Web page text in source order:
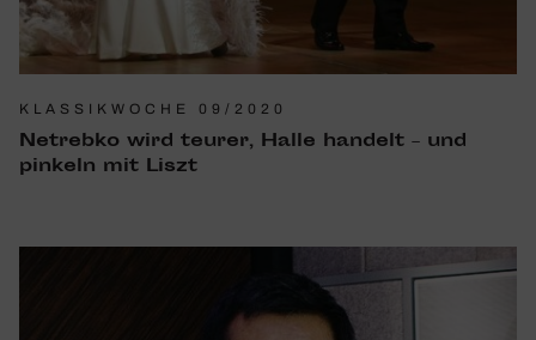
KLASSIKWOCHE 09/2020
Netrebko wird teurer, Halle handelt – und
pinkeln mit Liszt